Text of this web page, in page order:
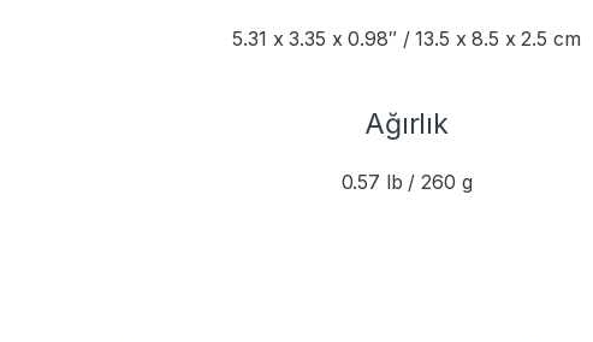
5.31 x 3.35 x 0.98″ / 13.5 x 8.5 x 2.5 cm
Ağırlık
0.57 lb / 260 g